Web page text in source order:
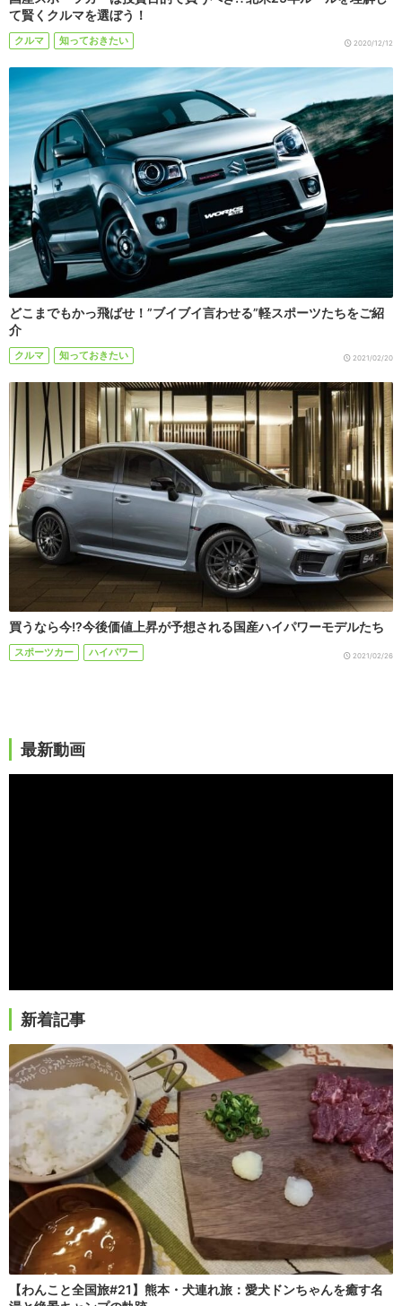
て賢くクルマを選ぼう！
クルマ 知っておきたい 2020/12/12
どこまでもかっ飛ばせ！”ブイブイ言わせる”軽スポーツたちをご紹
介
クルマ 知っておきたい 2021/02/20
買うなら今!?今後価値上昇が予想される国産ハイパワーモデルたち
スポーツカー ハイパワー 2021/02/26
最新動画
新着記事
【わんこと全国旅#21】熊本・犬連れ旅：愛犬ドンちゃんを癒す名